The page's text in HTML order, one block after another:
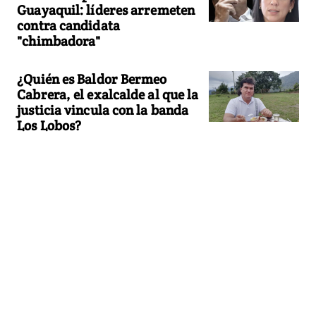
Guayaquil: líderes arremeten
contra candidata
"chimbadora"
¿Quién es Baldor Bermeo
Cabrera, el exalcalde al que la
justicia vincula con la banda
Los Lobos?